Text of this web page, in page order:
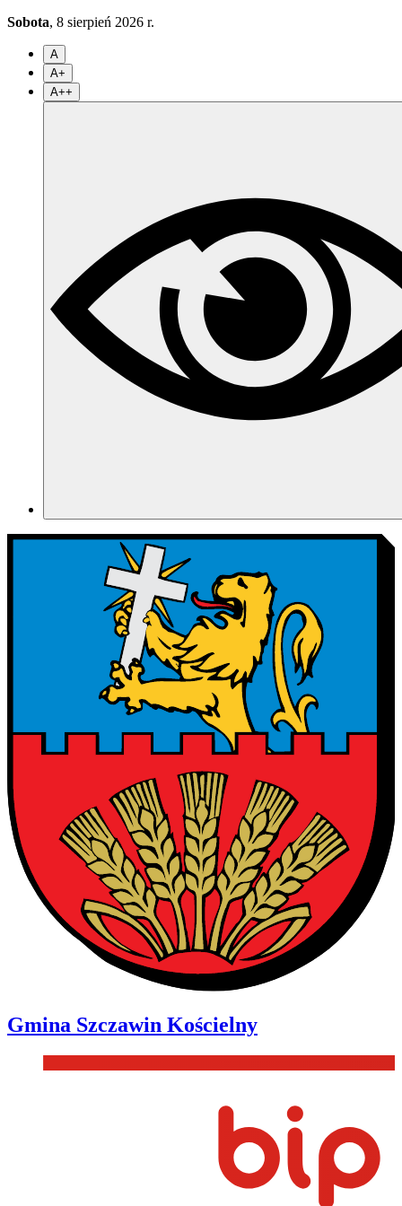
Sobota, 8 sierpień 2026 r.
A
A+
A++
Gmina Szczawin Kościelny